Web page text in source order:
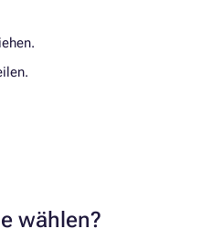
wählen?